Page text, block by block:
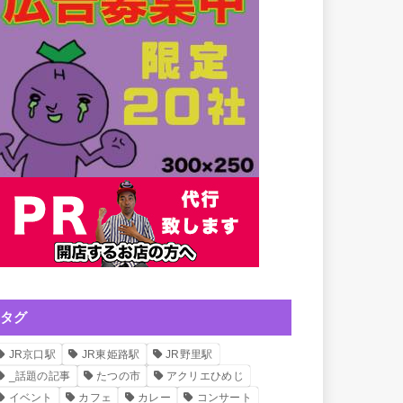
タグ
JR京口駅 JR東姫路駅
JR野里駅
_話題の記事
たつの市
アクリエひめじ
イベント
カフェ カレー コンサート